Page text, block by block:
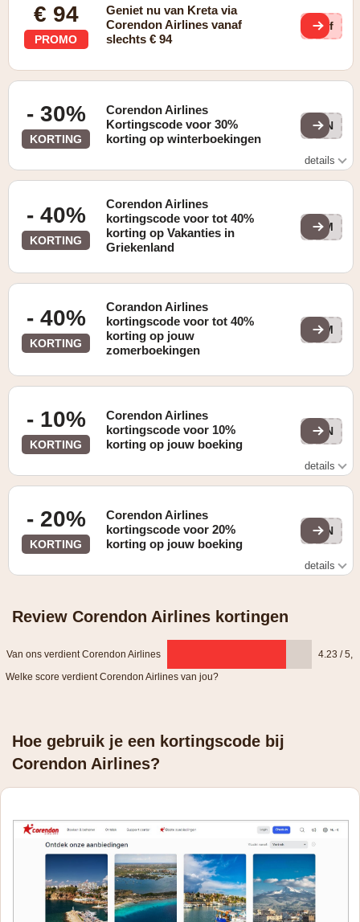
€ 94
PROMO
Geniet nu van Kreta via
Corendon Airlines vanaf
slechts € 94
JYf
- 30%
KORTING
Corendon Airlines
Kortingscode voor 30%
korting op winterboekingen
WIN
details
- 40%
KORTING
Corendon Airlines
kortingscode voor tot 40%
korting op Vakanties in
Griekenland
SUM
- 40%
KORTING
Corandon Airlines
kortingscode voor tot 40%
korting op jouw
zomerboekingen
SUM
- 10%
KORTING
Corendon Airlines
kortingscode voor 10%
korting op jouw boeking
WIN
details
- 20%
KORTING
Corendon Airlines
kortingscode voor 20%
korting op jouw boeking
WIN
details
Review Corendon Airlines kortingen
Van ons verdient Corendon Airlines 4.23 / 5
Welke score verdient Corendon Airlines van jou?
Hoe gebruik je een kortingscode bij
Corendon Airlines?